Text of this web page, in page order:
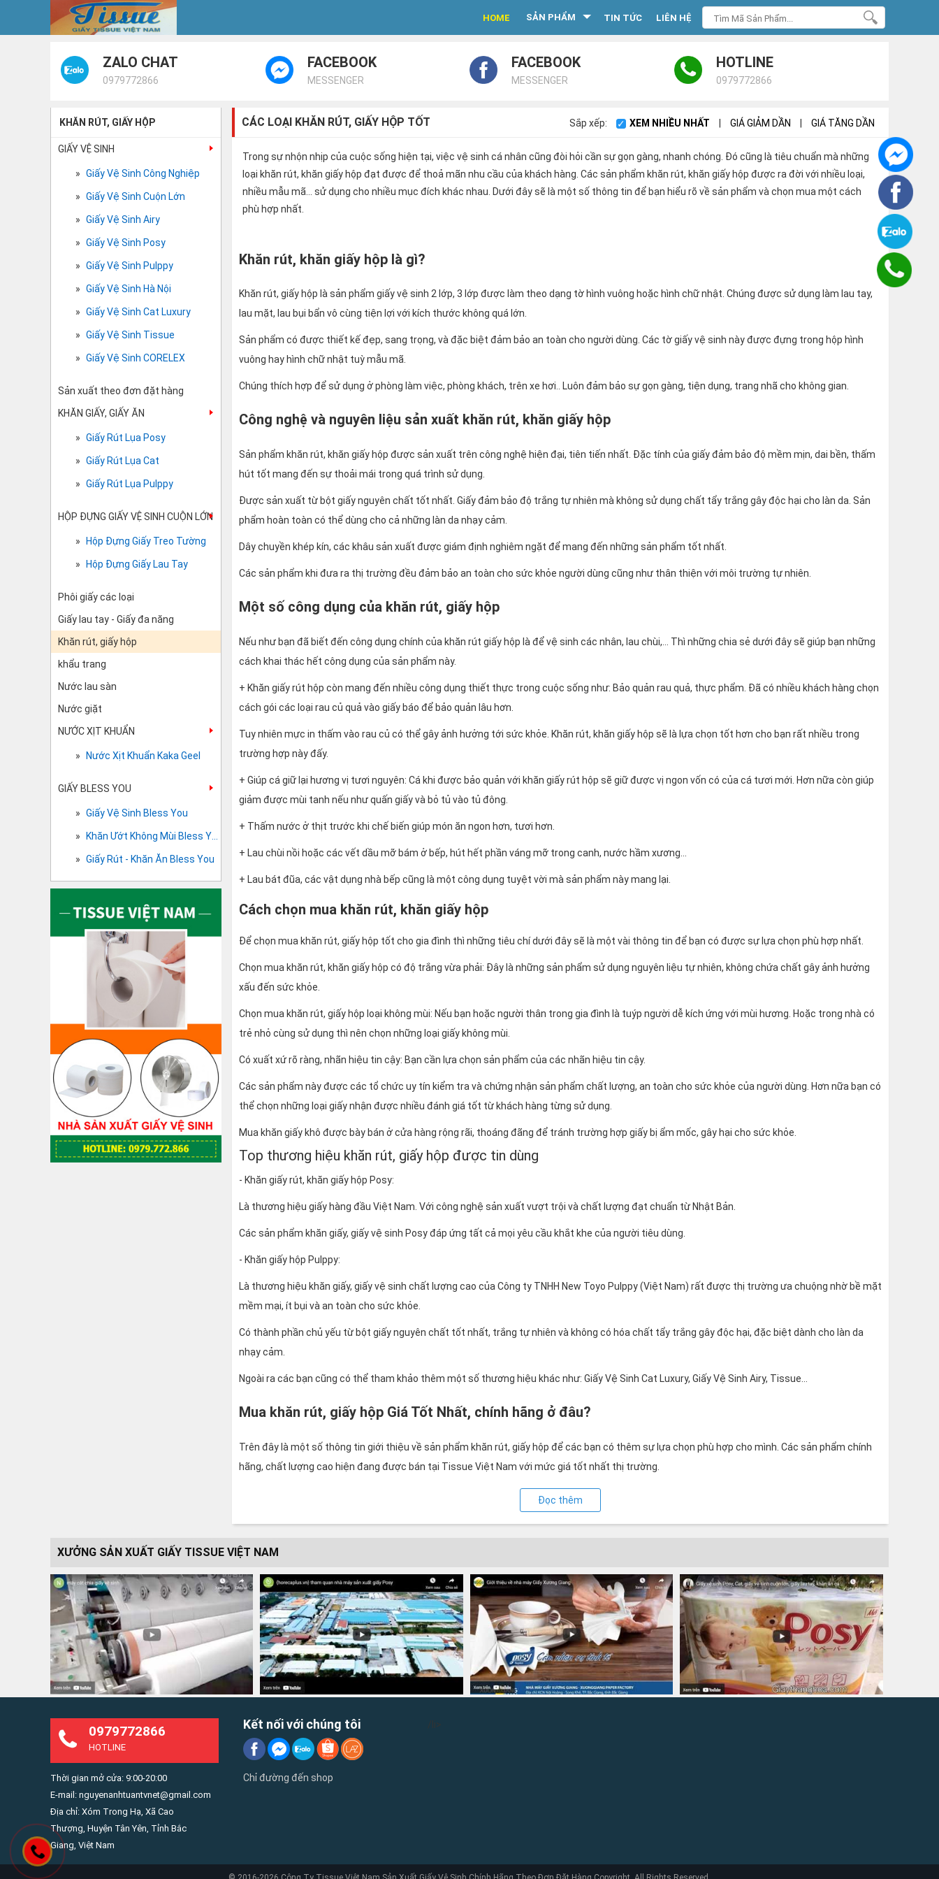
HOME SẢN PHẨM TIN TỨC LIÊN HỆ
ZALO CHAT
0979772866
FACEBOOK
MESSENGER
FACEBOOK
MESSENGER
HOTLINE
0979772866
CÁC LOẠI KHĂN RÚT, GIẤY HỘP TỐT Sắp xếp: XEM NHIỀU NHẤT GIÁ GIẢM DẦN GIÁ TĂNG DẦN
Trong sự nhộn nhịp của cuộc sống hiện tại, việc vệ sinh cá nhân cũng đòi hỏi cần sự gọn gàng, nhanh chóng. Đó cũng là tiêu chuẩn mà những
loại khăn rút, khăn giấy hộp đạt được để thoả mãn nhu cầu của khách hàng. Các sản phẩm khăn rút, khăn giấy hộp được ra đời với nhiều loại,
nhiều mẫu mã... sử dụng cho nhiều mục đích khác nhau. Dưới đây sẽ là một số thông tin để bạn hiểu rõ về sản phẩm và chọn mua một cách
phù hợp nhất.
Khăn rút, khăn giấy hộp là gì?
Khăn rút, giấy hộp là sản phẩm giấy vệ sinh 2 lớp, 3 lớp được làm theo dạng tờ hình vuông hoặc hình chữ nhật. Chúng được sử dụng làm lau tay,
lau mặt, lau bụi bẩn vô cùng tiện lợi với kích thước không quá lớn.
Sản phẩm có được thiết kế đẹp, sang trọng, và đặc biệt đảm bảo an toàn cho người dùng. Các tờ giấy vệ sinh này được đựng trong hộp hình
vuông hay hình chữ nhật tuỳ mẫu mã.
Chúng thích hợp để sử dụng ở phòng làm việc, phòng khách, trên xe hơi.. Luôn đảm bảo sự gọn gàng, tiện dụng, trang nhã cho không gian.
Công nghệ và nguyên liệu sản xuất khăn rút, khăn giấy hộp
Sản phẩm khăn rút, khăn giấy hộp được sản xuất trên công nghệ hiện đại, tiên tiến nhất. Đặc tính của giấy đảm bảo độ mềm mịn, dai bền, thấm
hút tốt mang đến sự thoải mái trong quá trình sử dụng.
Được sản xuất từ bột giấy nguyên chất tốt nhất. Giấy đảm bảo độ trắng tự nhiên mà không sử dụng chất tẩy trắng gây độc hại cho làn da. Sản
phẩm hoàn toàn có thể dùng cho cả những làn da nhạy cảm.
Dây chuyền khép kín, các khâu sản xuất được giám định nghiêm ngặt để mang đến những sản phẩm tốt nhất.
Các sản phẩm khi đưa ra thị trường đều đảm bảo an toàn cho sức khỏe người dùng cũng như thân thiện với môi trường tự nhiên.
Một số công dụng của khăn rút, giấy hộp
Nếu như bạn đã biết đến công dụng chính của khăn rút giấy hộp là để vệ sinh các nhân, lau chùi,... Thì những chia sẻ dưới đây sẽ giúp bạn những
cách khai thác hết công dụng của sản phẩm này.
+ Khăn giấy rút hộp còn mang đến nhiều công dụng thiết thực trong cuộc sống như: Bảo quản rau quả, thực phẩm. Đã có nhiều khách hàng chọn
cách gói các loại rau củ quả vào giấy báo để bảo quản lâu hơn.
Tuy nhiên mực in thấm vào rau củ có thể gây ảnh hưởng tới sức khỏe. Khăn rút, khăn giấy hộp sẽ là lựa chọn tốt hơn cho bạn rất nhiều trong
trường hợp này đấy.
+ Giúp cá giữ lại hương vị tươi nguyên: Cá khi được bảo quản với khăn giấy rút hộp sẽ giữ được vị ngon vốn có của cá tươi mới. Hơn nữa còn giúp
giảm được mùi tanh nếu như quấn giấy và bỏ tủ vào tủ đông.
+ Thấm nước ở thịt trước khi chế biến giúp món ăn ngon hơn, tươi hơn.
+ Lau chùi nồi hoặc các vết dầu mỡ bám ở bếp, hút hết phần váng mỡ trong canh, nước hầm xương…
+ Lau bát đũa, các vật dụng nhà bếp cũng là một công dụng tuyệt vời mà sản phẩm này mang lại.
Cách chọn mua khăn rút, khăn giấy hộp
Để chọn mua khăn rút, giấy hộp tốt cho gia đình thì những tiêu chí dưới đây sẽ là một vài thông tin để bạn có được sự lựa chọn phù hợp nhất.
Chọn mua khăn rút, khăn giấy hộp có độ trắng vừa phải: Đây là những sản phẩm sử dụng nguyên liệu tự nhiên, không chứa chất gây ảnh hưởng
xấu đến sức khỏe.
Chọn mua khăn rút, giấy hộp loại không mùi: Nếu bạn hoặc người thân trong gia đình là tuýp người dễ kích ứng với mùi hương. Hoặc trong nhà có
trẻ nhỏ cùng sử dụng thì nên chọn những loại giấy không mùi.
Có xuất xứ rõ ràng, nhãn hiệu tin cậy: Bạn cần lựa chọn sản phẩm của các nhãn hiệu tin cậy.
Các sản phẩm này được các tổ chức uy tín kiểm tra và chứng nhận sản phẩm chất lượng, an toàn cho sức khỏe của người dùng. Hơn nữa bạn có
thể chọn những loại giấy nhận được nhiều đánh giá tốt từ khách hàng từng sử dụng.
Mua khăn giấy khô được bày bán ở cửa hàng rộng rãi, thoáng đãng để tránh trường hợp giấy bị ẩm mốc, gây hại cho sức khỏe.
Top thương hiệu khăn rút, giấy hộp được tin dùng
- Khăn giấy rút, khăn giấy hộp Posy:
Là thương hiệu giấy hàng đầu Việt Nam. Với công nghệ sản xuất vượt trội và chất lượng đạt chuẩn từ Nhật Bản.
Các sản phẩm khăn giấy, giấy vệ sinh Posy đáp ứng tất cả mọi yêu cầu khắt khe của người tiêu dùng.
- Khăn giấy hộp Pulppy:
Là thương hiệu khăn giấy, giấy vệ sinh chất lượng cao của Công ty TNHH New Toyo Pulppy (Việt Nam) rất được thị trường ưa chuộng nhờ bề mặt
mềm mại, ít bụi và an toàn cho sức khỏe.
Có thành phần chủ yếu từ bột giấy nguyên chất tốt nhất, trắng tự nhiên và không có hóa chất tẩy trắng gây độc hại, đặc biệt dành cho làn da
nhạy cảm.
Ngoài ra các bạn cũng có thể tham khảo thêm một số thương hiệu khác như: Giấy Vệ Sinh Cat Luxury, Giấy Vệ Sinh Airy, Tissue…
Mua khăn rút, giấy hộp Giá Tốt Nhất, chính hãng ở đâu?
Trên đây là một số thông tin giới thiệu về sản phẩm khăn rút, giấy hộp để các bạn có thêm sự lựa chọn phù hợp cho mình. Các sản phẩm chính
hãng, chất lượng cao hiện đang được bán tại Tissue Việt Nam với mức giá tốt nhất thị trường.
Đọc thêm
KHĂN RÚT, GIẤY HỘP
GIẤY VỆ SINH
Giấy Vệ Sinh Công Nghiệp
Giấy Vệ Sinh Cuộn Lớn
Giấy Vệ Sinh Airy
Giấy Vệ Sinh Posy
Giấy Vệ Sinh Pulppy
Giấy Vệ Sinh Hà Nội
Giấy Vệ Sinh Cat Luxury
Giấy Vệ Sinh Tissue
Giấy Vệ Sinh CORELEX
Sản xuất theo đơn đặt hàng
KHĂN GIẤY, GIẤY ĂN
Giấy Rút Lụa Posy
Giấy Rút Lụa Cat
Giấy Rút Lụa Pulppy
HỘP ĐỰNG GIẤY VỆ SINH CUỘN LỚN
Hộp Đựng Giấy Treo Tường
Hộp Đựng Giấy Lau Tay
Phôi giấy các loại
Giấy lau tay - Giấy đa năng
Khăn rút, giấy hộp
khẩu trang
Nước lau sàn
Nước giặt
NƯỚC XỊT KHUẨN
Nước Xịt Khuẩn Kaka Geel
GIẤY BLESS YOU
Giấy Vệ Sinh Bless You
Giấy Rút - Khăn Ăn Bless You
XƯỞNG SẢN XUẤT GIẤY TISSUE VIỆT NAM
0979772866
HOTLINE
Thời gian mở cửa: 9:00-20:00
E-mail: nguyenanhtuantvnet@gmail.com
Địa chỉ: Xóm Trong Hạ, Xã Cao
Thượng, Huyện Tân Yên, Tỉnh Bắc
Giang, Việt Nam
/li>
Kết nối với chúng tôi
Chỉ đường đến shop